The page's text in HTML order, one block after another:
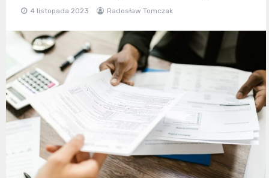
4 listopada 2023 Radosław Tomczak